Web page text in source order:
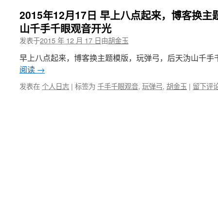
2015年12月17日 早上八点起来，博客换主
山千手千眼观音开光
发表于2015 年 12 月 17 日由胡金玉
早上八点起来，博客换主题模版，玩弹弓，后天沩山千
阅读 →
发表在个人日志 | 标签为 千手千眼观音, 玩弹弓, 胡金玉 | 留下评